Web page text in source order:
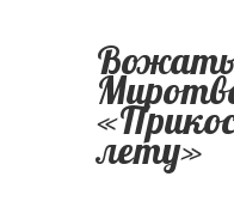
лету»